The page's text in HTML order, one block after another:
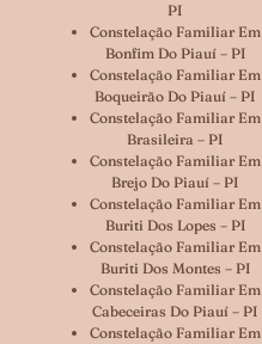
PI
Constelação Familiar Em
Bonfim Do Piauí – PI
Constelação Familiar Em
Boqueirão Do Piauí – PI
Constelação Familiar Em
Brasileira – PI
Constelação Familiar Em
Brejo Do Piauí – PI
Constelação Familiar Em
Buriti Dos Lopes – PI
Constelação Familiar Em
Buriti Dos Montes – PI
Constelação Familiar Em
Cabeceiras Do Piauí – PI
Constelação Familiar Em